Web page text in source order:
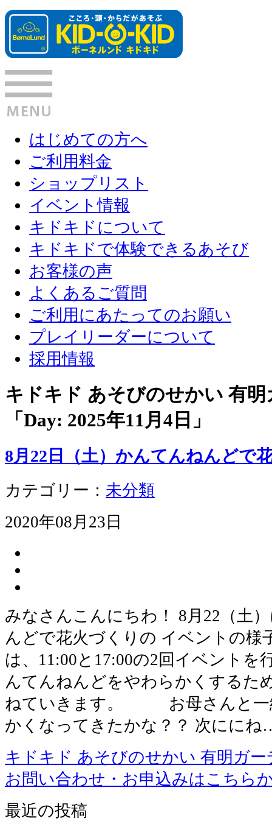
はじめての方へ
ご利用料金
ショップリスト
イベント情報
キドキドについて
キドキドで体験できるあそび
お客様の声
よくあるご質問
ご利用にあたってのお願い
プレイリーダーについて
採用情報
キドキド あそびのせかい 有
「Day: 2025年11月4日 」
8月22日（土）かんてんねんどで
カテゴリー： 未分類
2020年08月23日
みなさんこんにちわ！ 8月22（土
んどで花火づくりの イベントの様
は、11:00と17:00の2回イベントを
んてんねんどをやわらかくするた
ねていきます。 お母さんと一
かくなってきたかな？？ 次にに
キドキド あそびのせかい 有明ガー
お問い合わせ・お申込みはこちら
最近の投稿